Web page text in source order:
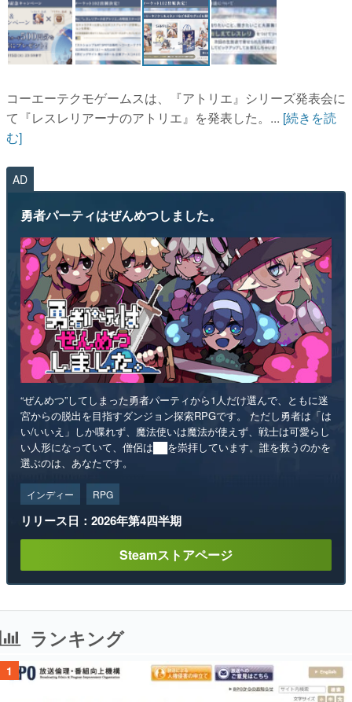
コーエーテクモゲームスは、『アトリエ』シリーズ発表会に
て『レスレリアーナのアトリエ』を発表した。... [続きを読
む]
AD
勇者パーティはぜんめつしました。
“ぜんめつ”してしまった勇者パーティから1人だけ選んで、ともに迷
宮からの脱出を目指すダンジョン探索RPGです。 ただし勇者は「は
い/いいえ」しか喋れず、魔法使いは魔法が使えず、戦士は可愛らし
い人形になっていて、僧侶は██を崇拝しています。誰を救うのかを
選ぶのは、あなたです。
インディー RPG
リリース日：2026年第4四半期
Steamストアページ
ランキング
1